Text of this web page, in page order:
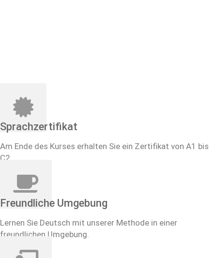
Sprachzertifikat
Am Ende des Kurses erhalten Sie ein Zertifikat von A1 bis
C2.
Freundliche Umgebung
Lernen Sie Deutsch mit unserer Methode in einer
freundlichen Umgebung.